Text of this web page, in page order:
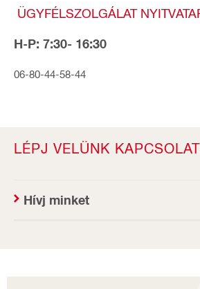
ÜGYFÉLSZOLGÁLAT
H-P: 7:30- 16:30
06-80-44-58-44
LÉPJ VELÜNK
Hívj minket